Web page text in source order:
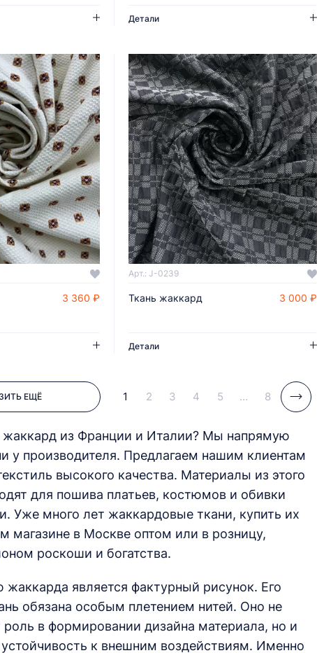
Детали
3 360 ₽
Арт.: J-0239
Ткань жаккард 3 000 ₽
Детали
ЕЩЁ 1 2 3 4 5 ... 8
жаккард из Франции и Италии? Мы напрямую
у производителя. Предлагаем нашим клиентам
высокого качества. Материалы из этого
для пошива платьев, костюмов и обивки
Уже много лет жаккардовые ткани, купить их
магазине в Москве оптом или в розницу,
роскоши и богатства.
жаккарда является фактурный рисунок. Его
обязана особым плетением нитей. Оно не
роль в формировании дизайна материала, но и
к внешним воздействиям. Именно